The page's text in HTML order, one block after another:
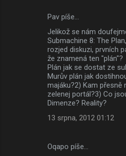
Pav píše…
Jelikož se nám
Submachine 8: The
rozjed diskuzi, prvních
že znamená ten "plán"?
Plán jak se dostat ze
Murův plán jak
majáku?2) Kam přesně
zelenej portál?3) Co
Dimenze? Reality?
13 srpna, 2012 01:12
Oqapo píše…